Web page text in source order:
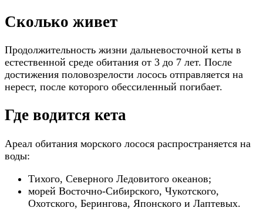
Сколько живет
Продолжительность жизни дальневосточной кеты в
естественной среде обитания от 3 до 7 лет. После
достижения половозрелости лосось отправляется на
нерест, после которого обессиленный погибает.
Где водится кета
Ареал обитания морского лосося распространяется на
воды:
Тихого, Северного Ледовитого океанов;
морей Восточно-Сибирского, Чукотского,
Охотского, Берингова, Японского и Лаптевых.